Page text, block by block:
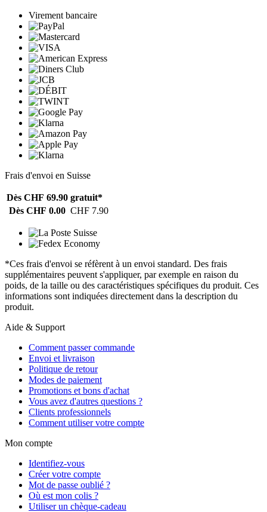
Virement bancaire
Frais d'envoi en Suisse
Dès CHF 69.90 gratuit*
Dès CHF 0.00 CHF 7.90
*Ces frais d'envoi se réfèrent à un envoi standard. Des frais
supplémentaires peuvent s'appliquer, par exemple en raison du
poids, de la taille ou des caractéristiques spécifiques du produit. Ces
informations sont indiquées directement dans la description du
produit.
Aide & Support
Comment passer commande
Envoi et livraison
Politique de retour
Modes de paiement
Promotions et bons d'achat
Vous avez d'autres questions ?
Clients professionnels
Comment utiliser votre compte
Mon compte
Identifiez-vous
Créer votre compte
Mot de passe oublié ?
Où est mon colis ?
Utiliser un chèque-cadeau